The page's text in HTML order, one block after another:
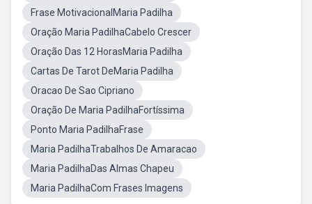
Frase MotivacionalMaria Padilha
Oração Maria PadilhaCabelo Crescer
Oração Das 12 HorasMaria Padilha
Cartas De Tarot DeMaria Padilha
Oracao De Sao Cipriano
Oração De Maria PadilhaFortíssima
Ponto Maria PadilhaFrase
Maria PadilhaTrabalhos De Amaracao
Maria PadilhaDas Almas Chapeu
Maria PadilhaCom Frases Imagens